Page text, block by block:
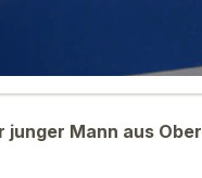
junger Mann aus